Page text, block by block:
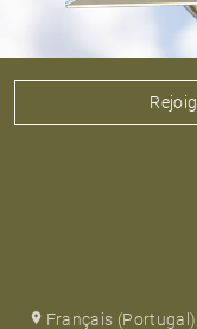
Français (Portugal)